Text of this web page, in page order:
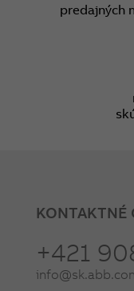
predajných
KONTAKTNÉ
+421